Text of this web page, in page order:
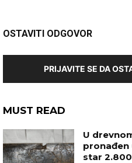
OSTAVITI ODGOVOR
PRIJAVITE SE DA
MUST READ
U
pronađen
star